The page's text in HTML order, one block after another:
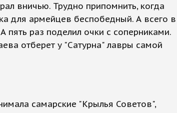
вничью. Трудно припомнить, когда
для армейцев беспобедный. А всего в
пять раз поделил очки с соперниками.
отберет у "Сатурна" лавры самой
самарские "Крылья Советов",